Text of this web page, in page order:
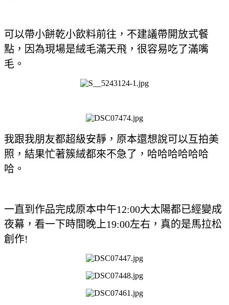
可以帶小餅乾小飲料前往，不建議帶開放式餐
點，因為現場是絨毛滿天飛，很容易吃了滿嘴
毛。
我跟我朋友都超級安靜，原本還想說可以互拍美
照，結果忙著簇絨都來不急了，哈哈哈哈哈哈
哈。
一直到作品完成原本中午12:00大太陽都已經變成
夜幕，看一下時間晚上19:00左右，真的是馬拉松
創作!